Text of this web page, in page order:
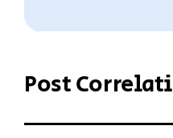
Post Correlati